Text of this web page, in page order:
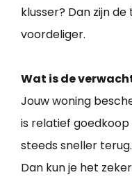
klusser? Dan zijn
voordeliger.
Wat is de
Jouw woning
is relatief
steeds sneller
Dan kun je het